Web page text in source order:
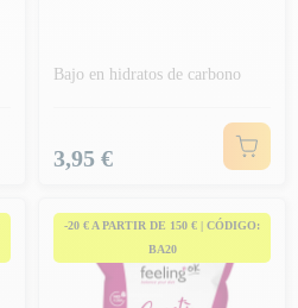
Bajo en hidratos de carbono
Precio
3,95 €
-20 € A PARTIR DE 150 € | CÓDIGO:
BA20